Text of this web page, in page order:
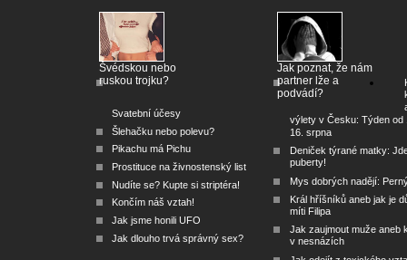
Švédskou nebo
ruskou trojku?
Svatební účesy
Šlehačku nebo polevu?
Pikachu má Pichu
Prostituce na živnostenský list
Nudíte se? Kupte si striptéra!
Končím náš vztah!
Jak jsme honili UFO
Jak dlouho trvá správný sex?
Jak poznat, že nám
partner lže a
podvádí?
výlety v Česku: Týden od
16. srpna
Deniček týrané matky:
puberty!
Mys dobrých nadějí:
Král hříšníků aneb jak je
míti Filipa
Jak zaujmout muže aneb
v nesnázích